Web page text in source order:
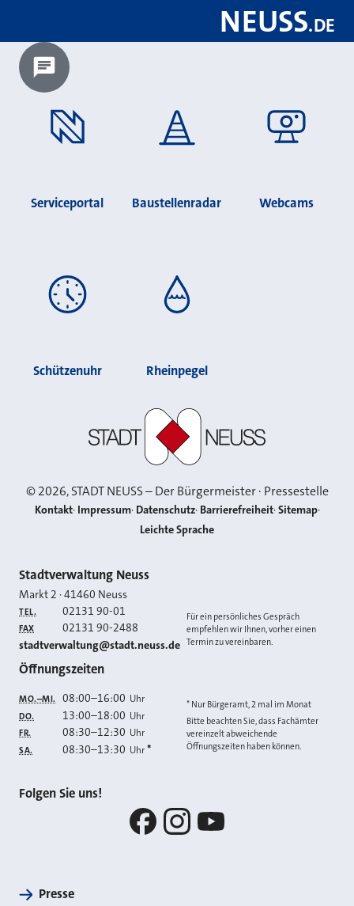
NEUSS.DE
Chatbot laden?
Serviceportal Baustellenradar Webcams
Schützenuhr Rheinpegel
©2026, STADT NEUSS – Der Bürgermeister · Pressestelle
Kontakt Impressum Datenschutz Barrierefreiheit Sitemap
Leichte Sprache
Kontakt
Stadtverwaltung Neuss
Markt 2 ·41460 Neuss
TEL. 02131 90-01
FAX 02131 90-2488
E-MAIL
stadtverwaltung@stadt.neuss.de
Für ein persönliches Gespräch
empfehlen wir Ihnen, vorher einen
Termin zu vereinbaren.
Öffnungszeiten
MO.–MI. 08:00–16:00 Uhr
DO. 13:00–18:00 Uhr
FR. 08:30–12:30 Uhr
SA. 08:30–13:30 Uhr *
* Nur Bürgeramt, 2 mal im Monat
Bitte beachten Sie, dass Fachämter
vereinzelt abweichende
Öffnungszeiten haben können.
Folgen Sie uns!
Presse